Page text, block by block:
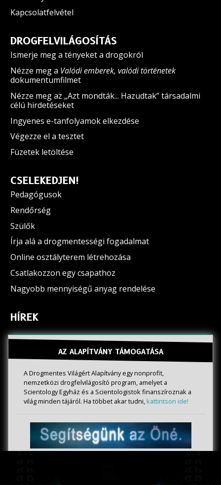
Kapcsolatfelvétel
DROGFELVILÁGOSÍTÁS
Ismerje meg a tényeket a drogokról
Nézze meg a Valódi emberek, valódi történetek
dokumentumfilmet
Nézze meg az „Azt mondták... Hazudtak” társadalmi
célú hirdetéseket
Ingyenes e-tanfolyamok elkezdése
Végezze el a tesztet
Füzetek letöltése
CSELEKEDJEN!
Pedagógusok
Rendőrség
Szülők
Írja alá a drogmentességi fogadalmat
Online osztályterem létrehozása
Csatlakozzon egy csapathoz
Nagyobb mennyiségű anyag rendelése
HÍREK
AZ ALAPÍTVÁNY TÁMOGATÁSA
A Drogmentes Világért Alapítvány egy nonprofit,
nemzetközi drogfelvilágosító program, amelyet a
Scientology Egyház és a Scientologistok finanszíroznak a
világ minden tájáról. Ha többet akar tudni, kattintson ide!